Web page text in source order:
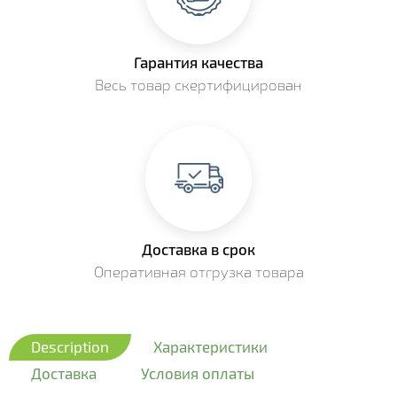
Гарантия качества
Весь товар скертифицирован
Доставка в срок
Оперативная отгрузка товара
Description
Характеристики
Доставка
Условия оплаты